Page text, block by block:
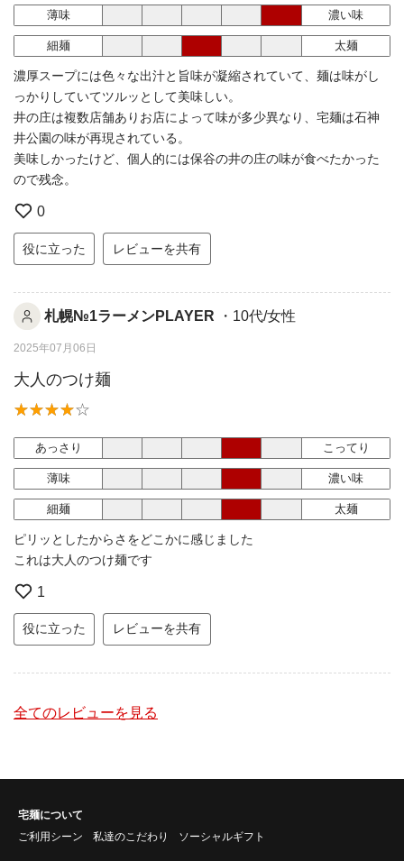
薄味 濃い味
細麺 太麺
濃厚スープには色々な出汁と旨味が凝縮されていて、麺は味がし
っかりしていてツルッとして美味しい。
井の庄は複数店舗ありお店によって味が多少異なり、宅麺は石神
井公園の味が再現されている。
美味しかったけど、個人的には保谷の井の庄の味が食べたかった
ので残念。
0
役に立った レビューを共有
札幌№1ラーメンPLAYER ・10代/女性
2025年07月06日
大人のつけ麺
あっさり こってり
薄味 濃い味
細麺 太麺
ピリッとしたからさをどこかに感じました
これは大人のつけ麺です
1
役に立った レビューを共有
全てのレビューを見る
宅麺について
ご利用シーン
私達のこだわり ソーシャルギフト